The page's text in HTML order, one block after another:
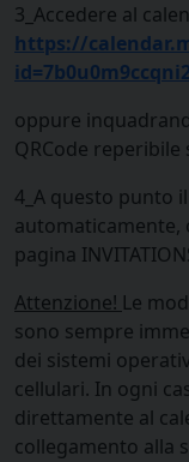
3_Accedere al
https://
oppure
QRCode
4_A questo punto
automaticamente,
pagina
Attenzione! Le
sono sempre
dei sistemi
cellulari. In ogni
direttamente al
collegamento alla